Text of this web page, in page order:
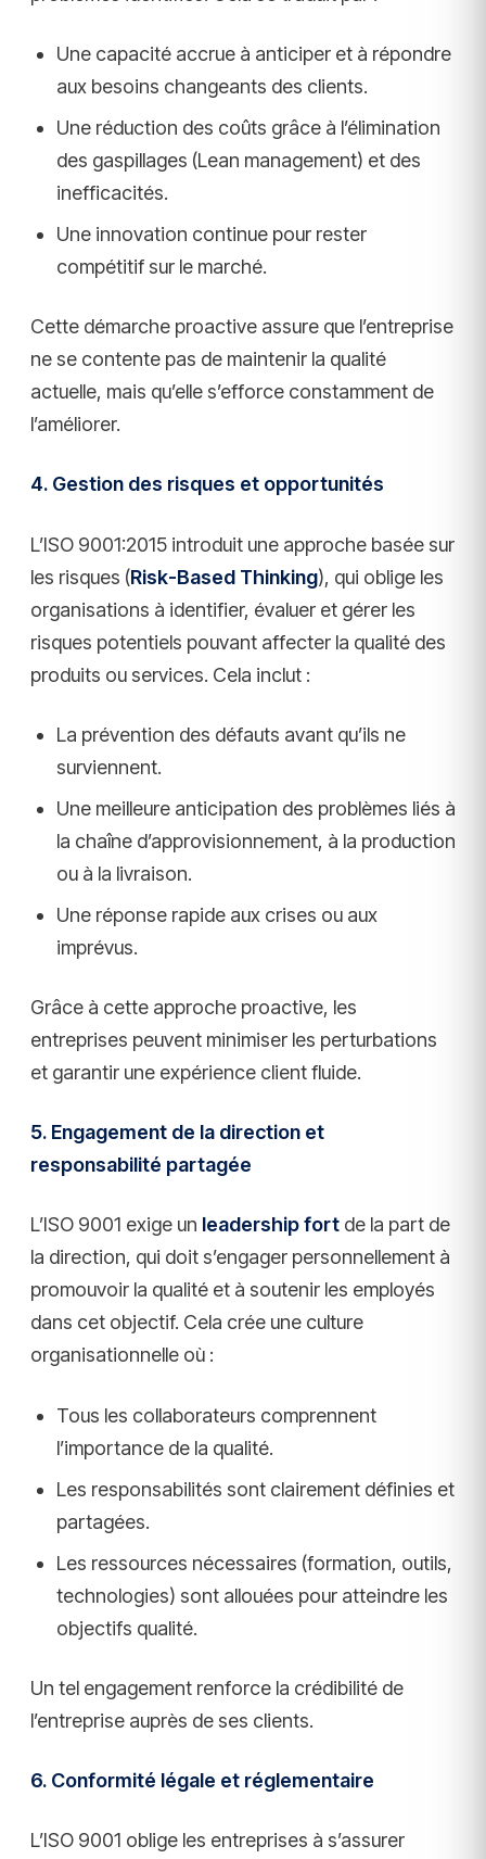
Une capacité accrue à anticiper et à répondre
aux besoins changeants des clients.
Une réduction des coûts grâce à l’élimination
des gaspillages (Lean management) et des
inefficacités.
Une innovation continue pour rester
compétitif sur le marché.
Cette démarche proactive assure que l’entreprise
ne se contente pas de maintenir la qualité
actuelle, mais qu’elle s’efforce constamment de
l’améliorer.
4. Gestion des risques et opportunités
L’ISO 9001:2015 introduit une approche basée sur
les risques (Risk-Based Thinking), qui oblige les
organisations à identifier, évaluer et gérer les
risques potentiels pouvant affecter la qualité des
produits ou services. Cela inclut :
La prévention des défauts avant qu’ils ne
surviennent.
Une meilleure anticipation des problèmes liés à
la chaîne d’approvisionnement, à la production
ou à la livraison.
Une réponse rapide aux crises ou aux
imprévus.
Grâce à cette approche proactive, les
entreprises peuvent minimiser les perturbations
et garantir une expérience client fluide.
5. Engagement de la direction et
responsabilité partagée
L’ISO 9001 exige un leadership fort de la part de
la direction, qui doit s’engager personnellement à
promouvoir la qualité et à soutenir les employés
dans cet objectif. Cela crée une culture
organisationnelle où :
Tous les collaborateurs comprennent
l’importance de la qualité.
Les responsabilités sont clairement définies et
partagées.
Les ressources nécessaires (formation, outils,
technologies) sont allouées pour atteindre les
objectifs qualité.
Un tel engagement renforce la crédibilité de
l’entreprise auprès de ses clients.
6. Conformité légale et réglementaire
L’ISO 9001 oblige les entreprises à s’assurer